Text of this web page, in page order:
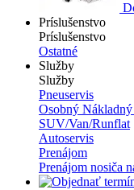
Príslušenstvo
Príslušenstvo
Ostatné
Služby
Služby
Pneuservis
Osobný Nákladný
SUV/Van/Runflat
Autoservis
Prenájom
Prenájom nosiča